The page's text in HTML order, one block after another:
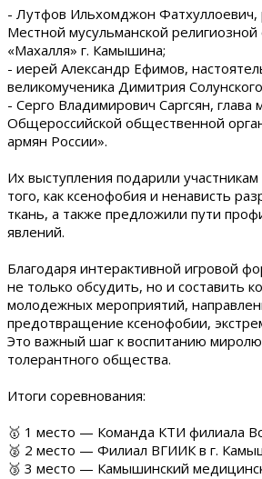
- Лутфов Ильхомджон Фатхуллоевич,
Местной мусульманской религиозной
«Махалля» г. Камышина;
- иерей Александр Ефимов,
великомученика Димитрия
- Серго Владимирович Саргсян, глава
Общероссийской общественной
армян России».
Их выступления подарили
того, как ксенофобия и ненависть
ткань, а также предложили пути
явлений.
Благодаря интерактивной игровой
не только обсудить, но и составить
молодежных мероприятий,
предотвращение ксенофобии,
Это важный шаг к воспитанию
толерантного общества.
Итоги соревнования:
🥇 1 место — Команда КТИ филиала
🥈 2 место — Филиал ВГИИК в г.
🥉 3 место — Камышинский